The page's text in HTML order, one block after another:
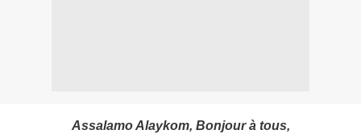
Assalamo Alaykom, Bonjour à tous,